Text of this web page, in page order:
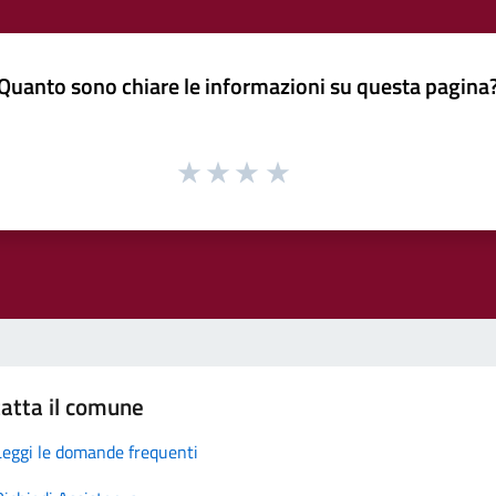
sono chiare le informazioni su questa
il comune
le domande frequenti